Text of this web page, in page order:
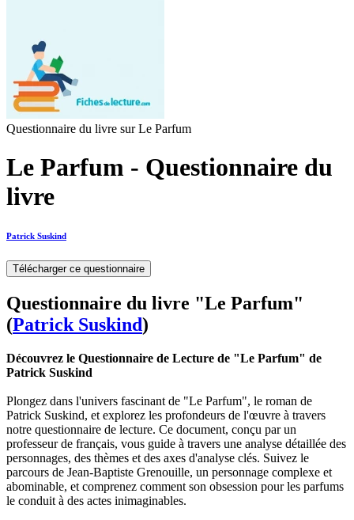
Questionnaire du livre sur Le Parfum
Le Parfum - Questionnaire du
livre
Patrick Suskind
Télécharger ce questionnaire
Questionnaire du livre "Le Parfum"
(Patrick Suskind)
Découvrez le Questionnaire de Lecture de "Le Parfum" de
Patrick Suskind
Plongez dans l'univers fascinant de "Le Parfum", le roman de
Patrick Suskind, et explorez les profondeurs de l'œuvre à travers
notre questionnaire de lecture. Ce document, conçu par un
professeur de français, vous guide à travers une analyse détaillée des
personnages, des thèmes et des axes d'analyse clés. Suivez le
parcours de Jean-Baptiste Grenouille, un personnage complexe et
abominable, et comprenez comment son obsession pour les parfums
le conduit à des actes inimaginables.